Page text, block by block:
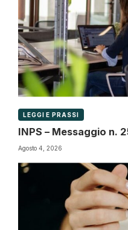
LEGGI E PRASSI
INPS – Messaggio n.
Agosto 4, 2026